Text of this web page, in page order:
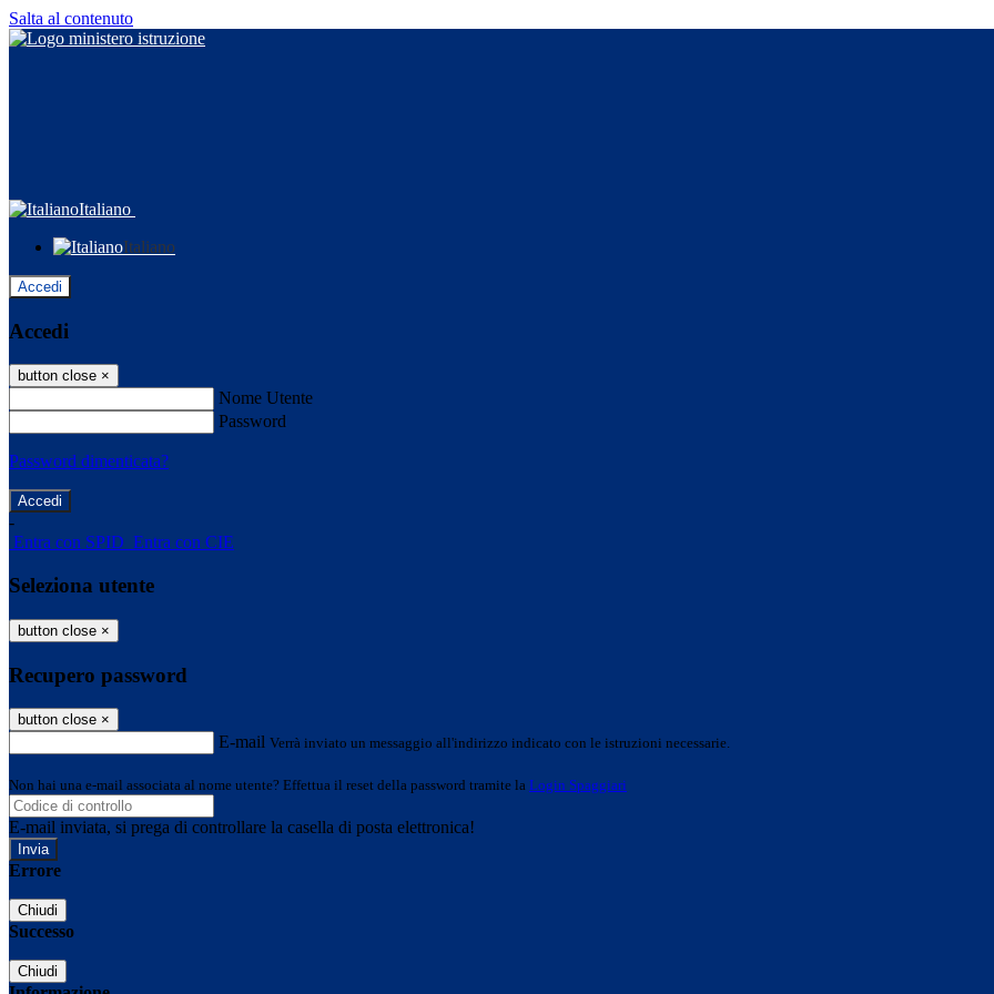
Salta al contenuto
Italiano
Italiano
Accedi
Accedi
button close ×
Nome Utente
Password
Password dimenticata?
-
Entra con SPID Entra con CIE
Seleziona utente
button close ×
Recupero password
button close ×
E-mail Verrà inviato un messaggio all'indirizzo indicato con le istruzioni necessarie.
Non hai una e-mail associata al nome utente? Effettua il reset della password tramite la Login Spaggiari
E-mail inviata, si prega di controllare la casella di posta elettronica!
Errore
Chiudi
Successo
Chiudi